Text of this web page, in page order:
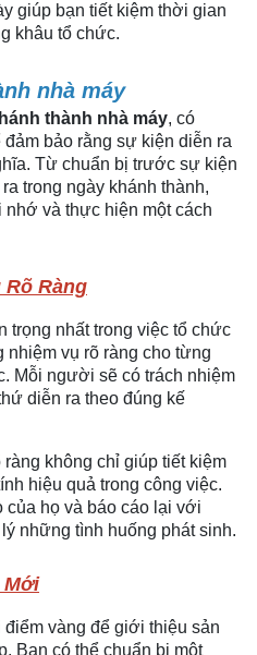
giúp bạn tiết kiệm thời gian
khâu tổ chức.
nhà máy
thành nhà máy, có
bảo rằng sự kiện diễn ra
Từ chuẩn bị trước sự kiện
trong ngày khánh thành,
và thực hiện một cách
Rõ Ràng
trọng nhất trong việc tổ chức
nhiệm vụ rõ ràng cho từng
Mỗi người sẽ có trách nhiệm
diễn ra theo đúng kế
không chỉ giúp tiết kiệm
hiệu quả trong công việc.
của họ và báo cáo lại với
những tình huống phát sinh.
Mới
vàng để giới thiệu sản
Bạn có thể chuẩn bị một